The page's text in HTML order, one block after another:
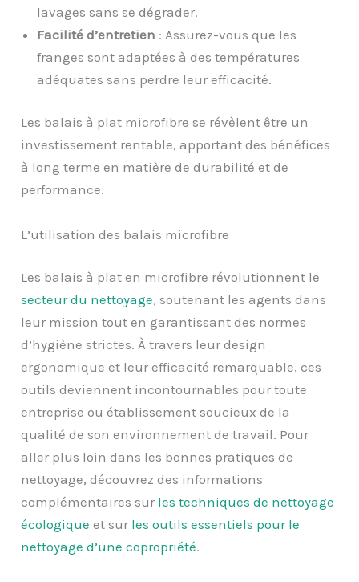
lavages sans se dégrader.
Facilité d’entretien : Assurez-vous que les
franges sont adaptées à des températures
adéquates sans perdre leur efficacité.
Les balais à plat microfibre se révèlent être un
investissement rentable, apportant des bénéfices
à long terme en matière de durabilité et de
performance.
L’utilisation des balais microfibre
Les balais à plat en microfibre révolutionnent le
secteur du nettoyage, soutenant les agents dans
leur mission tout en garantissant des normes
d’hygiène strictes. À travers leur design
ergonomique et leur efficacité remarquable, ces
outils deviennent incontournables pour toute
entreprise ou établissement soucieux de la
qualité de son environnement de travail. Pour
aller plus loin dans les bonnes pratiques de
nettoyage, découvrez des informations
complémentaires sur les techniques de nettoyage
écologique et sur les outils essentiels pour le
nettoyage d’une copropriété.